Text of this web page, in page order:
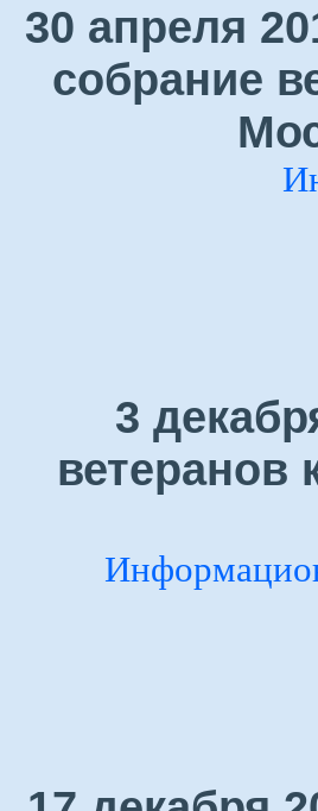
30 апреля
собрание
3
ветеранов